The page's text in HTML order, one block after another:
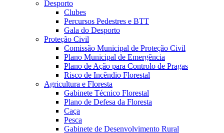
Desporto
Clubes
Percursos Pedestres e BTT
Gala do Desporto
Proteção Civil
Comissão Municipal de Proteção Civil
Plano Municipal de Emergência
Plano de Ação para Controlo de Pragas
Risco de Incêndio Florestal
Agricultura e Floresta
Gabinete Técnico Florestal
Plano de Defesa da Floresta
Caça
Pesca
Gabinete de Desenvolvimento Rural